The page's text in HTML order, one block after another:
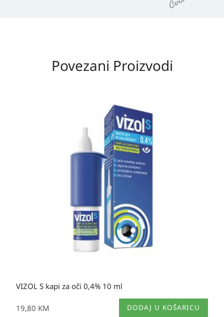
Povezani Proizvodi
VIZOL S kapi za oči 0,4% 10 ml
19,80 KM DODAJ U KOŠARICU